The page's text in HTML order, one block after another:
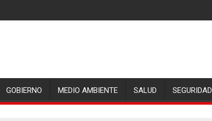
GOBIERNO MEDIO AMBIENTE SALUD SEGURIDAD